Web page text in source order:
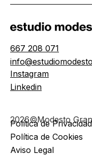
667 208 071
Instagram
Linkedin
2026©Modesto
Política de Privacidad
Política de Cookies
Aviso Legal